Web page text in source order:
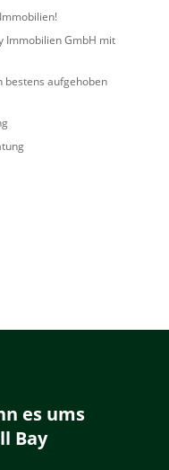
Immobilien GmbH mit
bestens aufgehoben
es ums
Bay